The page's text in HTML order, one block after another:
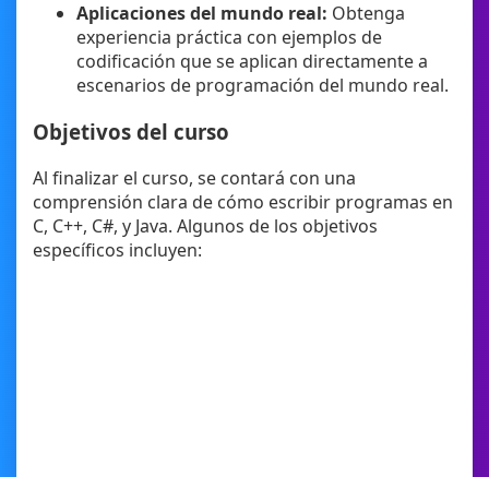
Aplicaciones del mundo real: Obtenga
experiencia práctica con ejemplos de
codificación que se aplican directamente a
escenarios de programación del mundo real.
Objetivos del curso
Al finalizar el curso, se contará con una
comprensión clara de cómo escribir programas en
C, C++, C#, y Java. Algunos de los objetivos
específicos incluyen: